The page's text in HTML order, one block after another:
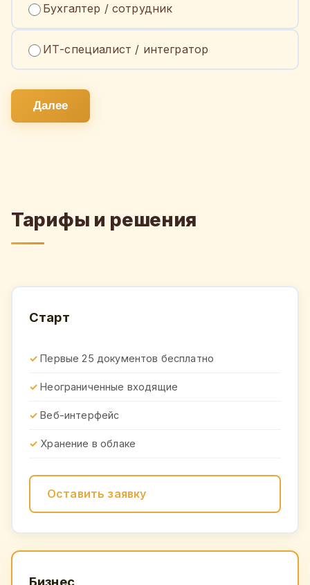
Бухгалтер / сотрудник
ИТ-специалист / интегратор
Далее
Тарифы и решения
Старт
Первые 25 документов бесплатно
Неограниченные входящие
Веб-интерфейс
Хранение в облаке
Оставить заявку
Бизнес